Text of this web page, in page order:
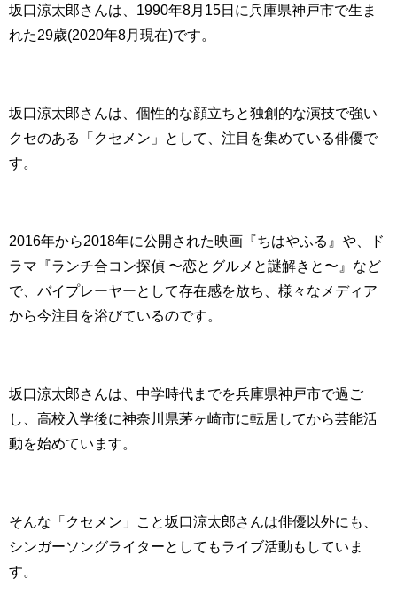
坂口涼太郎さんは、1990年8月15日に兵庫県神戸市で生ま
れた29歳(2020年8月現在)です。
坂口涼太郎さんは、個性的な顔立ちと独創的な演技で強い
クセのある「クセメン」として、注目を集めている俳優で
す。
2016年から2018年に公開された映画『ちはやふる』や、ド
ラマ『ランチ合コン探偵 〜恋とグルメと謎解きと〜』など
で、バイプレーヤーとして存在感を放ち、様々なメディア
から今注目を浴びているのです。
坂口涼太郎さんは、中学時代までを兵庫県神戸市で過ご
し、高校入学後に神奈川県茅ヶ崎市に転居してから芸能活
動を始めています。
そんな「クセメン」こと坂口涼太郎さんは俳優以外にも、
シンガーソングライターとしてもライブ活動もしていま
す。